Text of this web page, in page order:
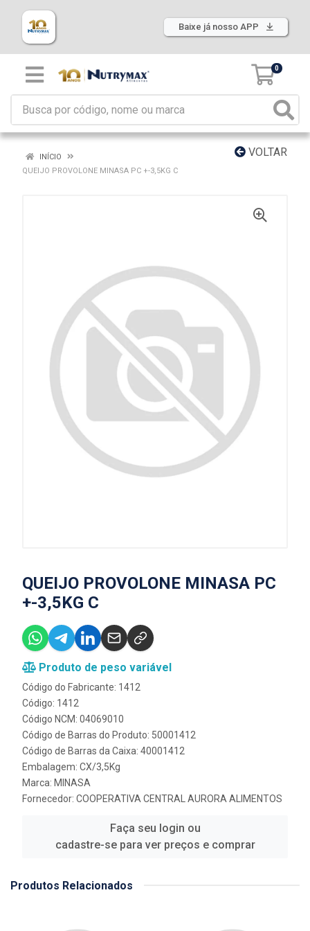
Baixe já nosso APP
0
VOLTAR
INÍCIO
QUEIJO PROVOLONE MINASA PC +-3,5KG C
QUEIJO PROVOLONE MINASA PC
+-3,5KG C
Produto de peso variável
Código do Fabricante: 1412
Código: 1412
Código NCM: 04069010
Código de Barras do Produto: 50001412
Código de Barras da Caixa: 40001412
Embalagem: CX/3,5Kg
Marca: MINASA
Fornecedor: COOPERATIVA CENTRAL AURORA ALIMENTOS
Faça seu login ou
cadastre-se para ver preços e comprar
Produtos Relacionados